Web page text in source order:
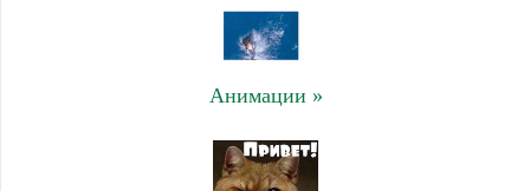
Анимации »